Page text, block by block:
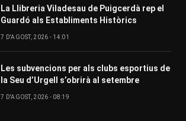
La Llibreria Viladesau de Puigcerdà rep el
Guardó als Establiments Històrics
7 D'AGOST, 2026 - 14:01
Les subvencions per als clubs esportius de
la Seu d’Urgell s’obrirà al setembre
7 D'AGOST, 2026 - 08:19